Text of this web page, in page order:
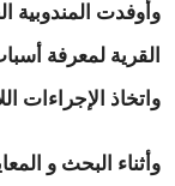
وأوفدت المندوبية
القرية لمعرفة
واتخاذ الإجراءات
وأثناء البحث و